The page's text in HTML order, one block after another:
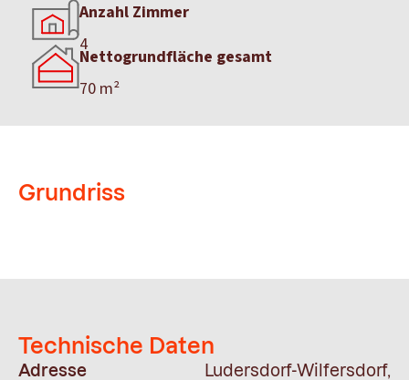
Anzahl Zimmer
4
Nettogrundfläche gesamt
70 m²
Grundriss
Technische Daten
Adresse
Ludersdorf-Wilfersdorf,